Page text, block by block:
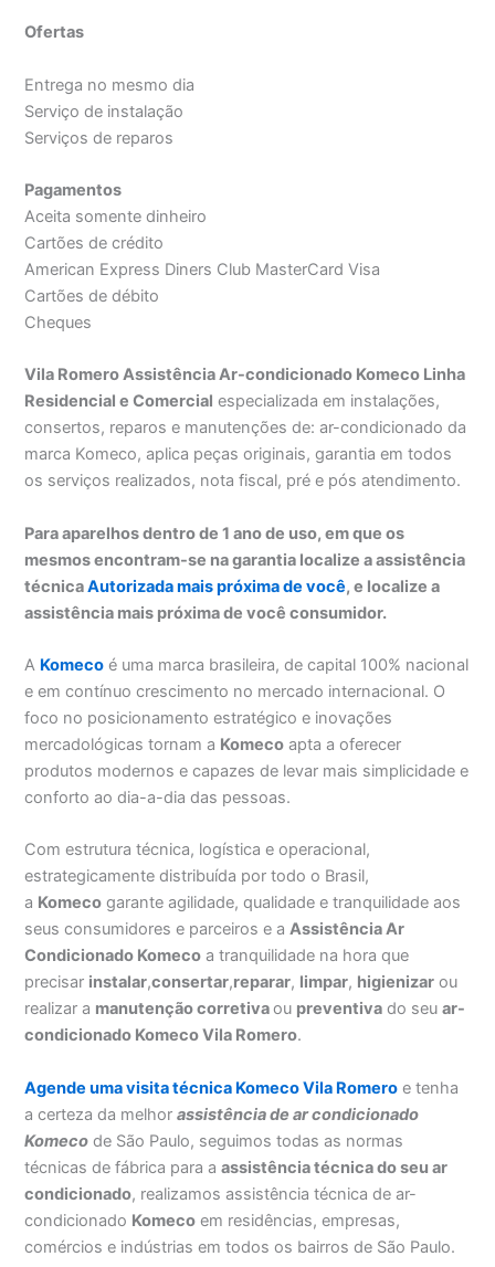
Ofertas
Entrega no mesmo dia
Serviço de instalação
Serviços de reparos
Pagamentos
Aceita somente dinheiro
Cartões de crédito
American Express Diners Club MasterCard Visa
Cartões de débito
Cheques
Vila Romero Assistência Ar-condicionado Komeco Linha
Residencial e Comercial especializada em instalações,
consertos, reparos e manutenções de: ar-condicionado da
marca Komeco, aplica peças originais, garantia em todos
os serviços realizados, nota fiscal, pré e pós atendimento.
Para aparelhos dentro de 1 ano de uso, em que os
mesmos encontram-se na garantia localize a assistência
técnicaAutorizada mais próxima de você, e localize a
assistência mais próxima de você consumidor.
A Komeco é uma marca brasileira, de capital 100% nacional
e em contínuo crescimento no mercado internacional. O
foco no posicionamento estratégico e inovações
mercadológicas tornam a Komeco apta a oferecer
produtos modernos e capazes de levar mais simplicidade e
conforto ao dia-a-dia das pessoas.
Com estrutura técnica, logística e operacional,
estrategicamente distribuída por todo o Brasil,
a Komeco garante agilidade, qualidade e tranquilidade aos
seus consumidores e parceiros e aAssistência Ar
Condicionado Komeco a tranquilidade na hora que
precisar instalar,consertar,reparar, limpar, higienizar ou
realizar a manutenção corretivaou preventiva do seuar-
condicionado Komeco Vila Romero.
Agende uma visita técnica Komeco Vila Romero e tenha
a certeza da melhorassistênciade ar condicionado
Komeco de São Paulo, seguimos todas as normas
técnicas de fábrica para aassistência técnica do seu ar
condicionado, realizamos assistência técnica de ar-
condicionado Komeco em residências, empresas,
comércios e indústrias em todos os bairros de São Paulo.